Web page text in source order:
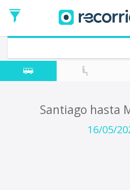
de
Ida
Vuelta (opcional)
Fecha
de
Santiago hasta
16/05/